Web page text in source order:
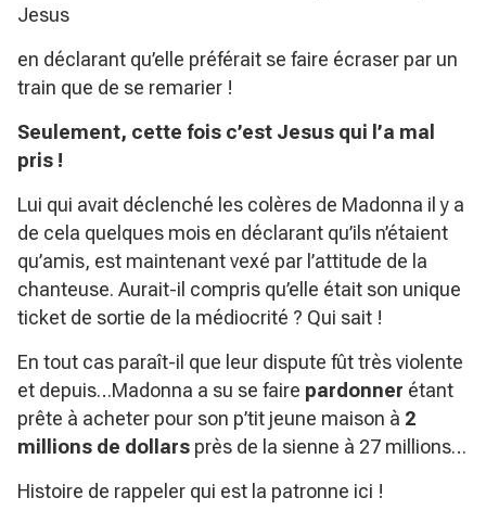
Jesus
en déclarant qu’elle préférait se faire écraser par un
train que de se remarier !
Seulement, cette fois c’est Jesus qui l’a mal
pris !
Lui qui avait déclenché les colères de Madonna il y a
de cela quelques mois en déclarant qu’ils n’étaient
qu’amis, est maintenant vexé par l’attitude de la
chanteuse. Aurait-il compris qu’elle était son unique
ticket de sortie de la médiocrité ? Qui sait !
En tout cas paraît-il que leur dispute fût très violente
et depuis…Madonna a su se faire pardonner étant
prête à acheter pour son p’tit jeune maison à 2
millions de dollars près de la sienne à 27 millions…
Histoire de rappeler qui est la patronne ici !